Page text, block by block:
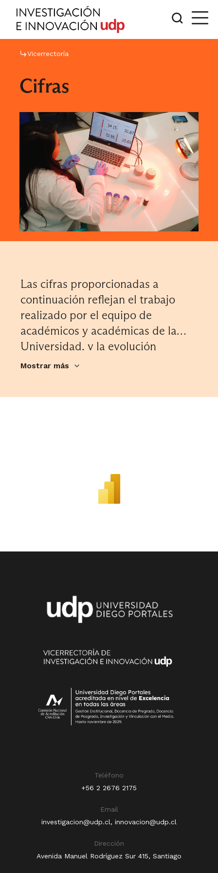
Vicerrectoría
Cifras
Las cifras proporcionadas a
continuación reflejan el trabajo
realizado por el equipo de
académicos y académicas de la
Universidad, y la evolución
experimentada en los ámbitos de
Mostrar más
Teléfono
+56 2 2676 2175
Email
investigacion@udp.cl, innovacion@udp.cl
Dirección
Avenida Manuel Rodríguez Sur 415, Santiago